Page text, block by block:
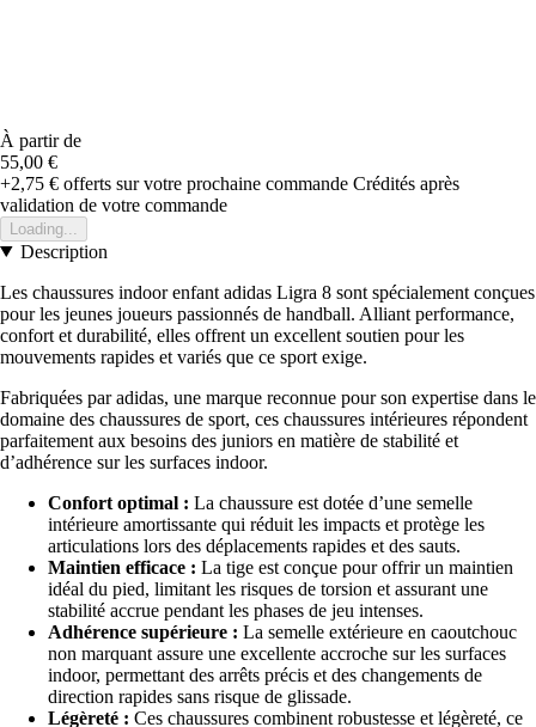
À partir de
55,00 €
+2,75 € offerts sur votre prochaine commande Crédités après
validation de votre commande
Loading...
Description
Les chaussures indoor enfant adidas Ligra 8 sont spécialement conçues
pour les jeunes joueurs passionnés de handball. Alliant performance,
confort et durabilité, elles offrent un excellent soutien pour les
mouvements rapides et variés que ce sport exige.
Fabriquées par adidas, une marque reconnue pour son expertise dans le
domaine des chaussures de sport, ces chaussures intérieures répondent
parfaitement aux besoins des juniors en matière de stabilité et
d’adhérence sur les surfaces indoor.
Confort optimal : La chaussure est dotée d’une semelle
intérieure amortissante qui réduit les impacts et protège les
articulations lors des déplacements rapides et des sauts.
Maintien efficace : La tige est conçue pour offrir un maintien
idéal du pied, limitant les risques de torsion et assurant une
stabilité accrue pendant les phases de jeu intenses.
Adhérence supérieure : La semelle extérieure en caoutchouc
non marquant assure une excellente accroche sur les surfaces
indoor, permettant des arrêts précis et des changements de
direction rapides sans risque de glissade.
Légèreté : Ces chaussures combinent robustesse et légèreté, ce